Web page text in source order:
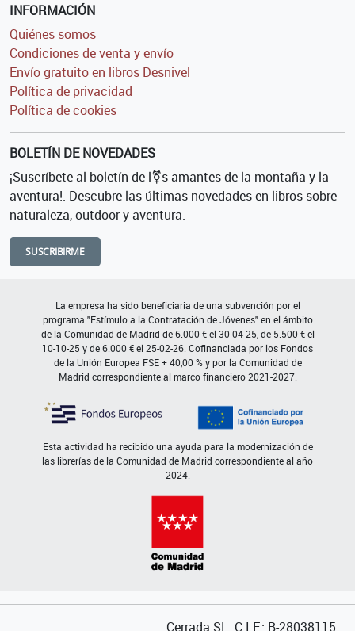
INFORMACIÓN
Quiénes somos
Condiciones de venta y envío
Envío gratuito en libros Desnivel
Política de privacidad
Política de cookies
BOLETÍN DE NOVEDADES
¡Suscríbete al boletín de l⚧s amantes de la montaña y la
aventura!. Descubre las últimas novedades en libros sobre
naturaleza, outdoor y aventura.
SUSCRIBIRME
La empresa ha sido beneficiaria de una subvención por el
programa "Estímulo a la Contratación de Jóvenes" en el ámbito
de la Comunidad de Madrid de 6.000 € el 30-04-25, de 5.500 € el
10-10-25 y de 6.000 € el 25-02-26. Cofinanciada por los Fondos
de la Unión Europea FSE + 40,00 % y por la Comunidad de
Madrid correspondiente al marco financiero 2021-2027.
Esta actividad ha recibido una ayuda para la modernización de
las librerías de la Comunidad de Madrid correspondiente al año
2024.
Cerrada SL. C.I.F.: B-28038115